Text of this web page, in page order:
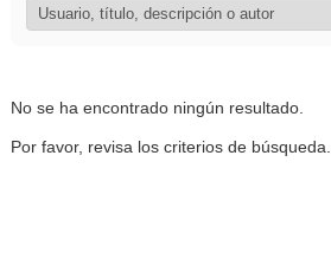
No se ha encontrado ningún resultado.
Por favor, revisa los criterios de búsqueda.